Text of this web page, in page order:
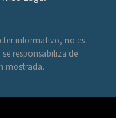
informativo, no es
responsabiliza de
mostrada.